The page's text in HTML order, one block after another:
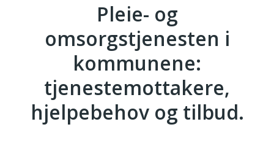
Pleie- og
omsorgstjenesten i
kommunene:
tjenestemottakere,
hjelpebehov og tilbud.